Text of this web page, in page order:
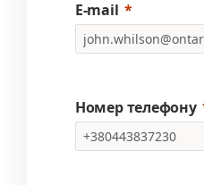
E-mail
Номер телефону